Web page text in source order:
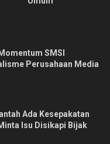
SMSI
Perusahaan Media
Ada Kesepakatan
Isu Disikapi Bijak